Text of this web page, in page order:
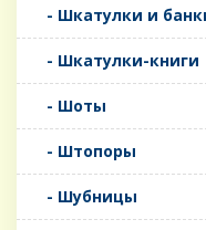
- Шкатулки и
- Шкатулки-книги
- Шоты
- Штопоры
- Шубницы